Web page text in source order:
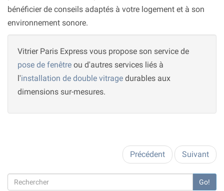
bénéficier de conseils adaptés à votre logement et à son
environnement sonore.
Vitrier Paris Express vous propose son service de
pose de fenêtre ou d'autres services liés à
l'installation de double vitrage durables aux
dimensions sur-mesures.
Précédent Suivant
Go!